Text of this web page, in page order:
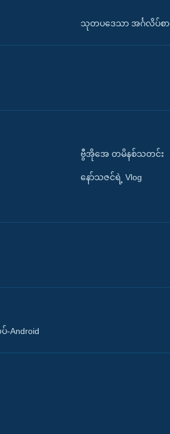
သုတပဒေသာ အင်္ဂလိပ်စာ
ဗွီအိုအေ တမိနစ်သတင်း
နော်သဇင်ရဲ့ Vlog